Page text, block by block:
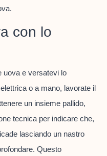
con lo
uova e versatevi lo
o a mano, lavorate il
un insieme pallido,
tecnica per indicare che,
lasciando un nastro
Questo